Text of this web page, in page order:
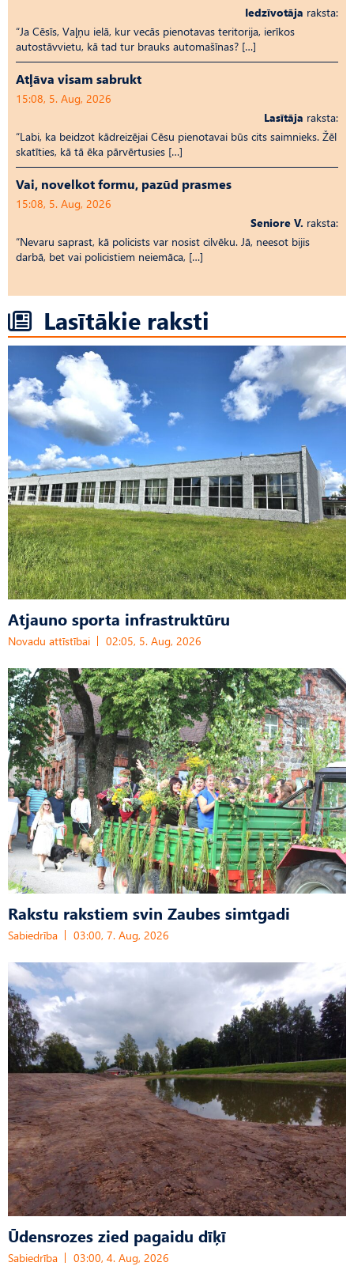
Iedzīvotāja raksta:
“Ja Cēsīs, Vaļņu ielā, kur vecās pienotavas teritorija, ierīkos
autostāvvietu, kā tad tur brauks automašīnas? […]
Atļāva visam sabrukt
15:08, 5. Aug, 2026
Lasītāja raksta:
“Labi, ka beidzot kādreizējai Cēsu pienotavai būs cits saimnieks. Žēl
skatīties, kā tā ēka pārvērtusies […]
Vai, novelkot formu, pazūd prasmes
15:08, 5. Aug, 2026
Seniore V. raksta:
“Nevaru saprast, kā policists var nosist cilvēku. Jā, neesot bijis
darbā, bet vai policistiem neiemāca, […]
Lasītākie raksti
Atjauno sporta infrastruktūru
Novadu attīstībai 02:05, 5. Aug, 2026
Rakstu rakstiem svin Zaubes simtgadi
Sabiedrība 03:00, 7. Aug, 2026
Ūdensrozes zied pagaidu dīķī
Sabiedrība 03:00, 4. Aug, 2026